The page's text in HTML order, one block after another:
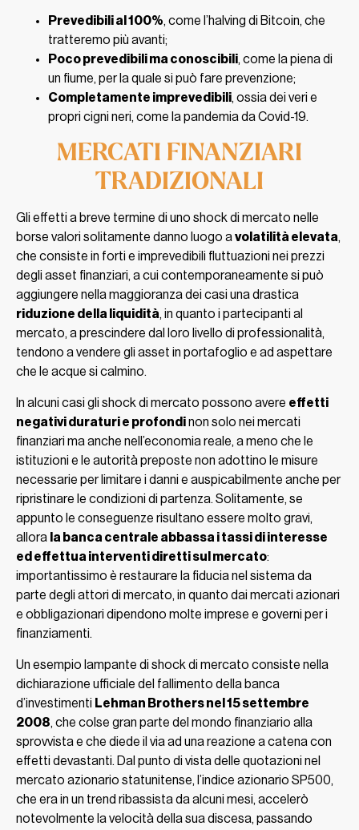
Prevedibili al 100%, come l’halving di Bitcoin, che
tratteremo più avanti;
Poco prevedibili ma conoscibili, come la piena di
un fiume, per la quale si può fare prevenzione;
Completamente imprevedibili, ossia dei veri e
propri cigni neri, come la pandemia da Covid-19.
MERCATI FINANZIARI
TRADIZIONALI
Gli effetti a breve termine di uno shock di mercato nelle
borse valori solitamente danno luogo avolatilità elevata,
che consiste in forti e imprevedibili fluttuazioni nei prezzi
degli asset finanziari, a cui contemporaneamente si può
aggiungere nella maggioranza dei casi una drastica
riduzione della liquidità, in quanto i partecipanti al
mercato, a prescindere dal loro livello di professionalità,
tendono a vendere gli asset in portafoglio e ad aspettare
che le acque si calmino.
In alcuni casi gli shock di mercato possono avere effetti
negativi duraturi e profondinon solo nei mercati
finanziari ma anche nell’economia reale, a meno che le
istituzioni e le autorità preposte non adottino le misure
necessarie per limitare i danni e auspicabilmente anche per
ripristinare le condizioni di partenza. Solitamente, se
appunto le conseguenze risultano essere molto gravi,
allora la banca centrale abbassa i tassi di interesse
ed effettua interventi diretti sul mercato:
importantissimo è restaurare la fiducia nel sistema da
parte degli attori di mercato, in quanto dai mercati azionari
e obbligazionari dipendono molte imprese e governi per i
finanziamenti.
Un esempio lampante di shock di mercato consiste nella
dichiarazione ufficiale del fallimento della banca
d’investimenti Lehman Brothers nel 15 settembre
2008, che colse gran parte del mondo finanziario alla
sprovvista e che diede il via ad una reazione a catena con
effetti devastanti. Dal punto di vista delle quotazioni nel
mercato azionario statunitense, l’indice azionario SP500,
che era in un trend ribassista da alcuni mesi, accelerò
notevolmente la velocità della sua discesa, passando